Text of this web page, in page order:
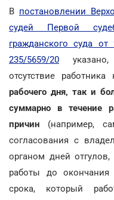
В постановлении
судей Первой
гражданского суда
235/5659/20 указано,
отсутствие работника
рабочего дня, так и
суммарно в течение
причин (например,
согласования с
органом дней отгулов,
работы до окончания
срока, который